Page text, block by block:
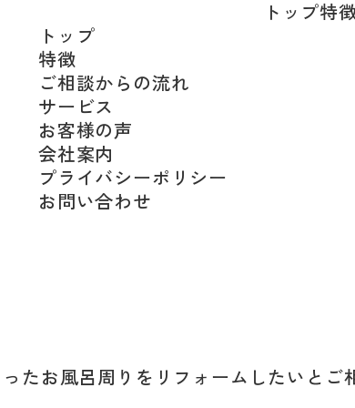
トップ特
トップ
特徴
ご相談からの流れ
サービス
お客様の声
会社案内
プライバシーポリシー
お問い合わせ
たお風呂周りをリフォームしたいとご